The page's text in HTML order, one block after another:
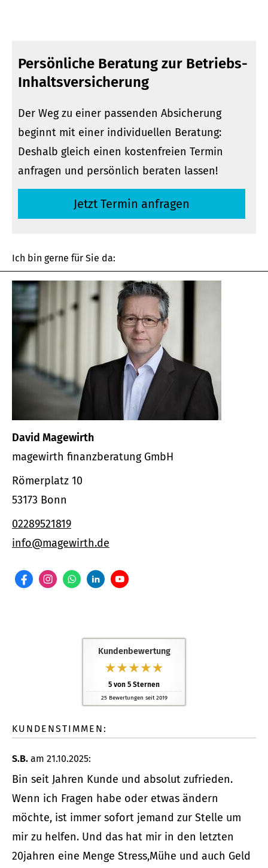
Persönliche Beratung zur Betriebs-
Inhaltsversicherung
Der Weg zu einer passenden Absicherung
beginnt mit einer individuellen Beratung:
Deshalb gleich einen kostenfreien Termin
anfragen und persönlich beraten lassen!
Jetzt Termin anfragen
Ich bin gerne für Sie da:
David Magewirth
magewirth finanzberatung GmbH
Römerplatz 10
53173 Bonn
02289521819
info@magewirth.de
Kundenbewertung
5 von 5 Sternen
25Bewertungen seit 2019
KUNDENSTIMMEN:
S.B. am 21.10.2025:
Bin seit Jahren Kunde und absolut zufrieden.
Wenn ich Fragen habe oder etwas ändern
möchte, ist immer sofort jemand zur Stelle um
mir zu helfen. Und das hat mir in den letzten
20jahren eine Menge Stress,Mühe und auch Geld